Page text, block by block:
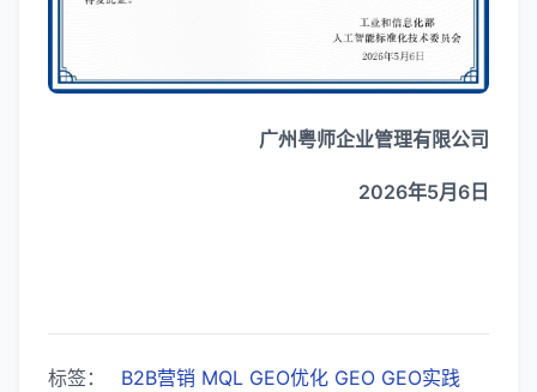
广州粤师企业管理有限公司
2026年5月6日
标签： B2B营销 MQL GEO优化 GEO GEO实践